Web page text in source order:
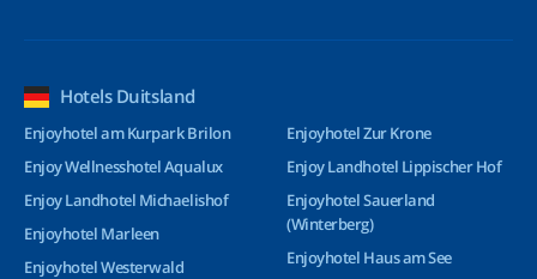
Hotels Duitsland
Enjoyhotel am Kurpark Brilon
Enjoy Wellnesshotel Aqualux
Enjoy Landhotel Michaelishof
Enjoyhotel Marleen
Enjoyhotel Westerwald
Enjoyhotel Zur Krone
Enjoy Landhotel Lippischer Hof
Enjoyhotel Sauerland
(Winterberg)
Enjoyhotel Haus am See